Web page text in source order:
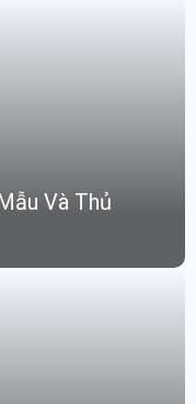
Và Thủ